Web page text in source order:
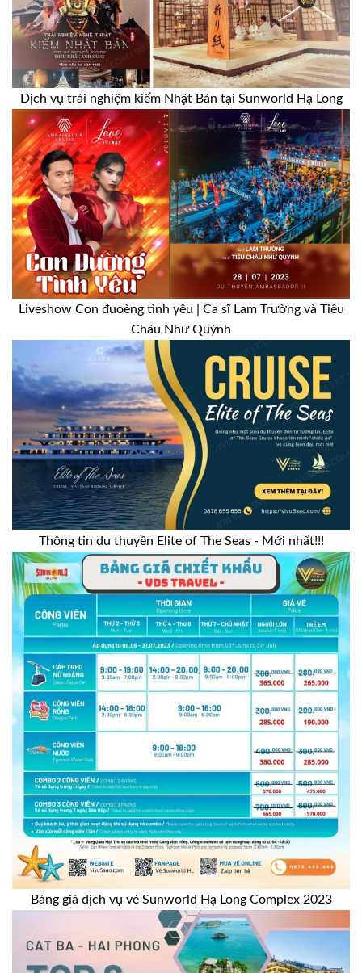
Dịch vụ trải nghiệm kiếm Nhật Bản tại Sunworld Hạ Long
Liveshow Con đuoèng tình yêu | Ca sĩ Lam Trường và Tiêu
Châu Như Quỳnh
Thông tin du thuyền Elite of The Seas - Mới nhất!!!
Bảng giá dịch vụ vé Sunworld Hạ Long Complex 2023